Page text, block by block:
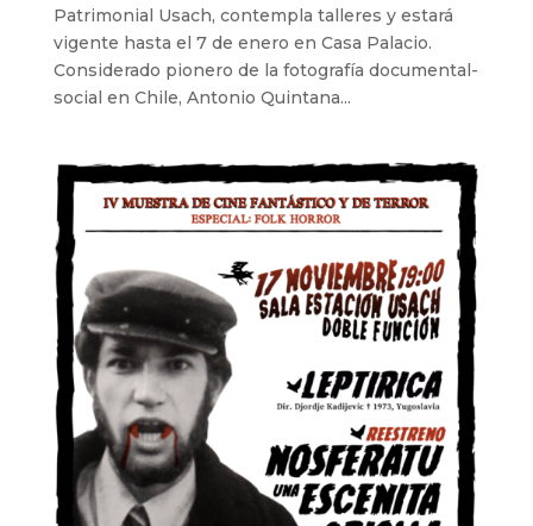
Patrimonial Usach, contempla talleres y estará
vigente hasta el 7 de enero en Casa Palacio.
Considerado pionero de la fotografía documental-
social en Chile, Antonio Quintana...